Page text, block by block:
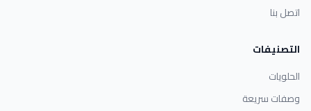
اتصل بنا
التصنيفات
الحلويات
وصفات سريعة